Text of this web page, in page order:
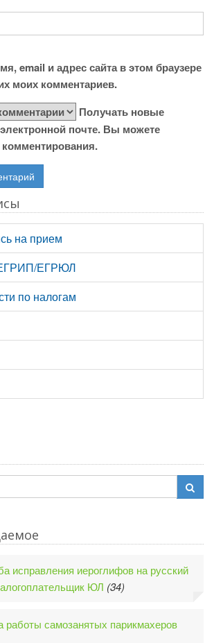
email и адрес сайта в этом браузере
моих комментариев.
Получать новые
почте. Вы можете
комментирования.
на прием
ЕГРЮЛ
по налогам
исправления иероглифов на русский
ЮЛ (34)
работы самозанятых парикмахеров